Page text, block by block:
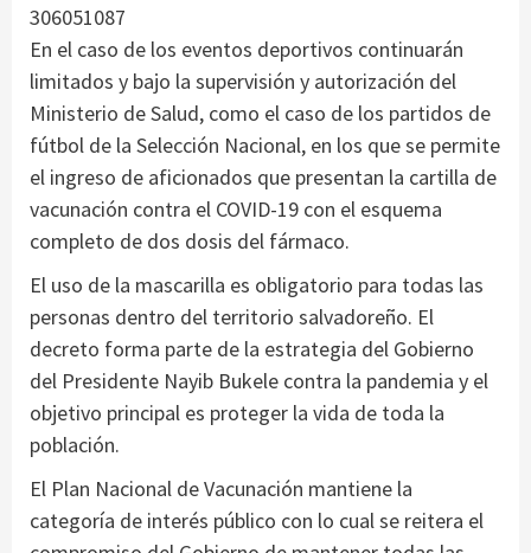
306051087
En el caso de los eventos deportivos continuarán
limitados y bajo la supervisión y autorización del
Ministerio de Salud, como el caso de los partidos de
fútbol de la Selección Nacional, en los que se permite
el ingreso de aficionados que presentan la cartilla de
vacunación contra el COVID-19 con el esquema
completo de dos dosis del fármaco.
El uso de la mascarilla es obligatorio para todas las
personas dentro del territorio salvadoreño. El
decreto forma parte de la estrategia del Gobierno
del Presidente Nayib Bukele contra la pandemia y el
objetivo principal es proteger la vida de toda la
población.
El Plan Nacional de Vacunación mantiene la
categoría de interés público con lo cual se reitera el